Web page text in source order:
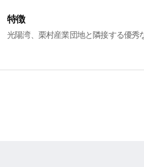
特徴
光陽湾、栗村産業団地と隣接する優秀